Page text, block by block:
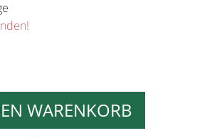
WARENKORB